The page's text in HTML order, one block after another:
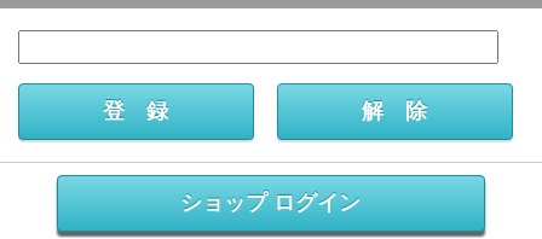
ショップ ログイン